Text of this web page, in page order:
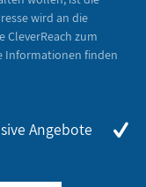
wird an die
zum
Informationen finden
Angebote